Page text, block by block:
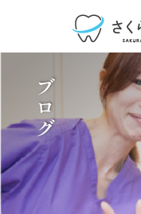
ブログ